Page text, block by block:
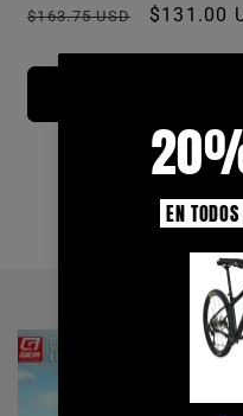
Precio
$163.75 USD
Precio
$131.00